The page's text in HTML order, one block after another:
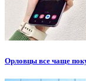
Орловцы все чаще